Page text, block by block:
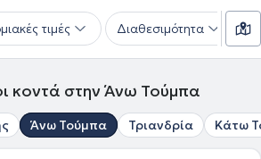
τιμές Διαθεσιμότητα
κοντά στην Άνω Τούμπα
Άνω Τούμπα Τριανδρία Κάτω